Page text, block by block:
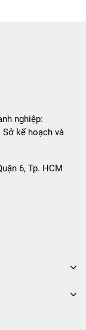
đặt hàng
và chưa qua sử
hãng của công
HCM
nghiệp:
kế hoạch và
6, Tp. HCM